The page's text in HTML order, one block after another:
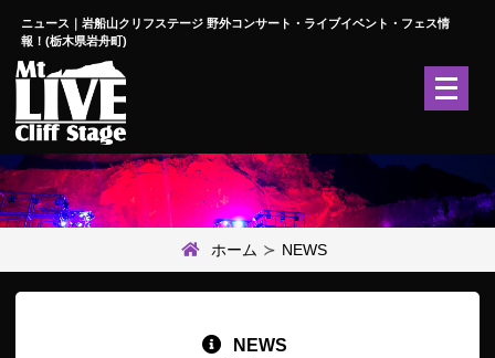
ニュース｜岩船山クリフステージ 野外コンサート・ライブイベント・フェス情
報！(栃木県岩舟町)
メ
ニ
を
開
く
ホーム
NEWS
NEWS